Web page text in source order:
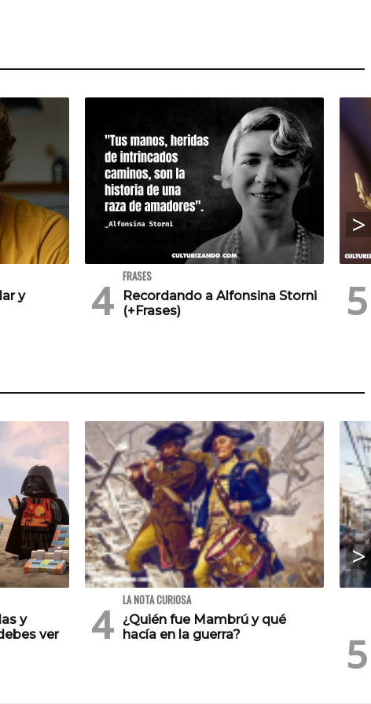
y
FRASES
Recordando a Alfonsina Storni
(+Frases)
y
ver
LA NOTA CURIOSA
¿Quién fue Mambrú y qué
hacía en la guerra?